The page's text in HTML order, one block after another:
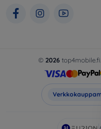
© 2026